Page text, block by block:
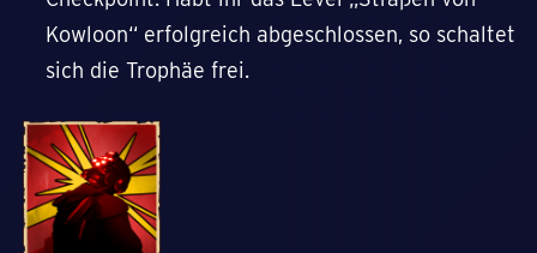
Kowloon“ erfolgreich abgeschlossen, so schaltet
sich die Trophäe frei.